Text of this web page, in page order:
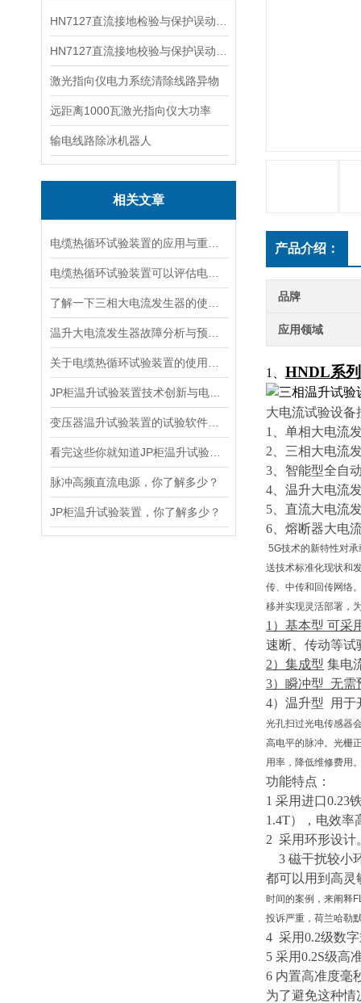
激光指向仪电力系统清除线路异物
远距离1000瓦激光指向仪大功率
输电线路除冰机器人
相关文章
脉冲高频直流电源，你了解多少？
JP柜温升试验装置，你了解多少？
产品介绍：
品牌
应用领域
1、 HNDL系
大电流试验设备
1、单相大电流
2、三相大电流
3、智能型全自
4、温升大电流
5、直流大电流
6、熔断器大电
5G技术的新特性对
送技术标准化现状和
传、中传和回传网络
移并实现灵活部署，
1） 基本型 可采
速断、传动等试
2） 集成型 集电
3） 瞬冲型 无需
4） 温升型 用于
光孔扫过光电传感器
高电平的脉冲。光栅
用率，降低维修费用
功能特点：
1 采用进口0.23
1.4T），电效率
2 采用环形设计
3 磁干扰较小
都可以用到高灵
时间的案例，来阐释
投诉严重，荷兰哈勒
4 采用0.2级数
5 采用0.2S级高
6 内置高准度
为了避免这种情